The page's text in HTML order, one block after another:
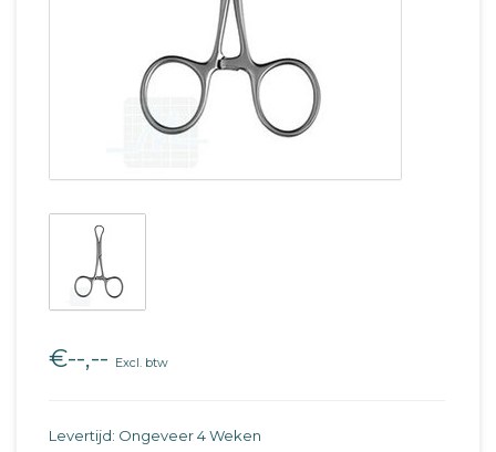
€--,-- Excl. btw
Levertijd: Ongeveer 4 Weken